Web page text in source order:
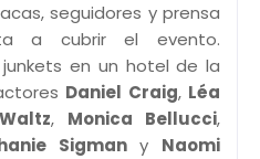
seguidores y prensa
a cubrir el evento.
en un hotel de la
Daniel Craig, Léa
, Monica Bellucci,
Sigmany Naomi